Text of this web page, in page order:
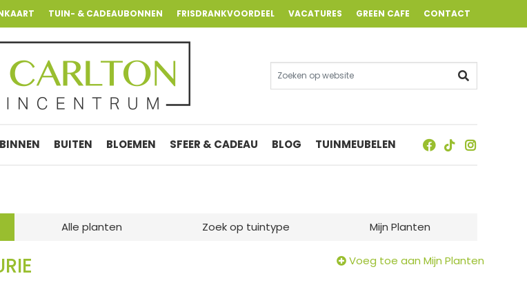
TUIN- & CADEAUBONNEN FRISDRANKVOORDEEL VACATURES GREEN CAFE CONTACT
BINNEN BUITEN BLOEMEN SFEER & CADEAU BLOG TUINMEUBELEN
Alle planten Zoek op tuintype Mijn Planten
Voeg toe aan Mijn Planten